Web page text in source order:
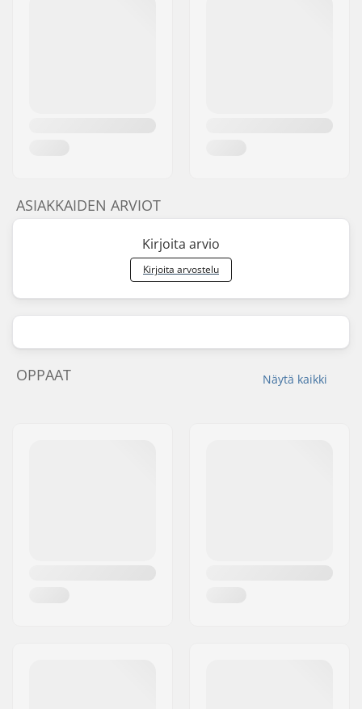
ASIAKKAIDEN ARVIOT
Kirjoita arvio
Kirjoita arvostelu
Näytä kaikki
OPPAAT